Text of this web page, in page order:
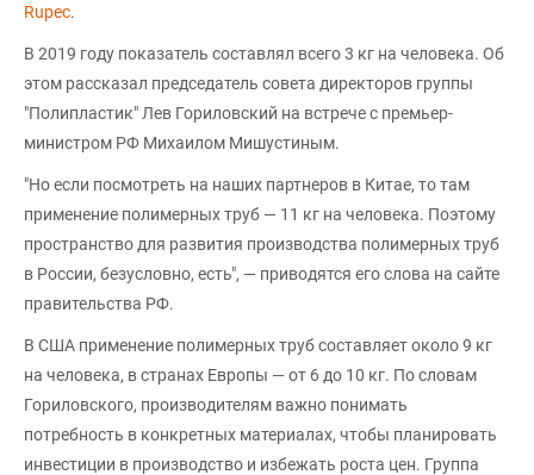
Rupec.
В 2019 году показатель составлял всего 3 кг на человека. Об
этом рассказал председатель совета директоров группы
"Полипластик" Лев Гориловский на встрече с премьер-
министром РФ Михаилом Мишустиным.
"Но если посмотреть на наших партнеров в Китае, то там
применение полимерных труб — 11 кг на человека. Поэтому
пространство для развития производства полимерных труб
в России, безусловно, есть", — приводятся его слова на сайте
правительства РФ.
В США применение полимерных труб составляет около 9 кг
на человека, в странах Европы — от 6 до 10 кг. По словам
Гориловского, производителям важно понимать
потребность в конкретных материалах, чтобы планировать
инвестиции в производство и избежать роста цен. Группа